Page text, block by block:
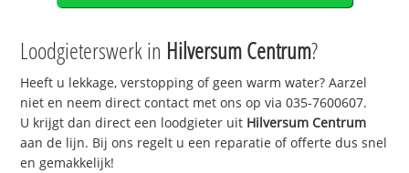
Loodgieterswerk in Hilversum Centrum?
Heeft u lekkage, verstopping of geen warm water? Aarzel
niet en neem direct contact met ons op via 035-7600607.
U krijgt dan direct een loodgieter uit Hilversum Centrum
aan de lijn. Bij ons regelt u een reparatie of offerte dus snel
en gemakkelijk!